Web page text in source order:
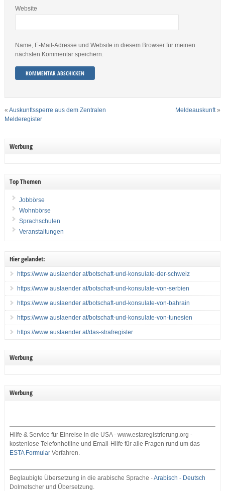
Website
Name, E-Mail-Adresse und Website in diesem Browser für meinen
nächsten Kommentar speichern.
« Auskunftssperre aus dem Zentralen
Melderegister
Meldeauskunft»
Werbung
Top Themen
Jobbörse
Wohnbörse
Sprachschulen
Veranstaltungen
Hier gelandet:
https://www auslaender at/botschaft-und-konsulate-der-schweiz
https://www auslaender at/botschaft-und-konsulate-von-serbien
https://www auslaender at/botschaft-und-konsulate-von-bahrain
https://www auslaender at/botschaft-und-konsulate-von-tunesien
https://www auslaender at/das-strafregister
Werbung
Werbung
Hilfe & Service für Einreise in die USA - www.estaregistrierung.org -
kostenlose Telefonhotline und Email-Hilfe für alle Fragen rund um das
ESTA FormularVerfahren.
Beglaubigte Übersetzung in die arabische Sprache -Arabisch - Deutsch
Dolmetscher und Übersetzung.